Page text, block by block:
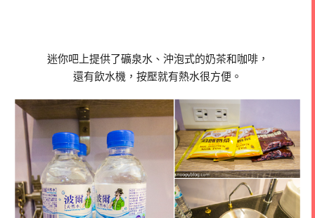
迷你吧上提供了礦泉水、沖泡式的奶茶和咖啡，
還有飲水機，按壓就有熱水很方便。